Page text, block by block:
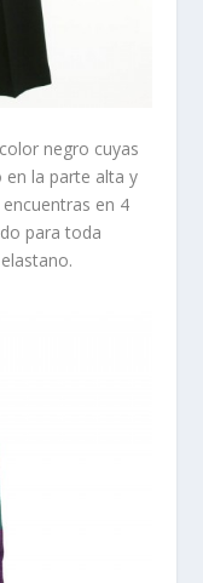
negro cuyas
en la parte alta y
en 4
para toda